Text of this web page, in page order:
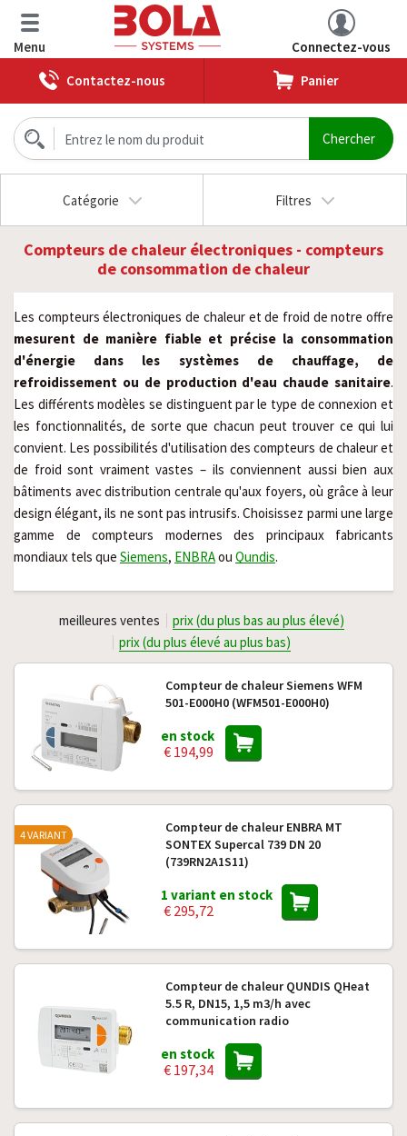
Menu
Connectez-vous
Contactez-nous
Panier
Catégorie Filtres
Compteurs de chaleur électroniques - compteurs
de consommation de chaleur
mesurent de manière fiable et précise la consommation
d'énergie dans les systèmes de chauffage, de
refroidissement ou de production d'eau chaude sanitaire.
Les différents modèles se distinguent par le type de connexion et
les fonctionnalités, de sorte que chacun peut trouver ce qui lui
convient. Les possibilités d'utilisation des compteurs de chaleur et
de froid sont vraiment vastes – ils conviennent aussi bien aux
bâtiments avec distribution centrale qu'aux foyers, où grâce à leur
design élégant, ils ne sont pas intrusifs. Choisissez parmi une large
gamme de compteurs modernes des principaux fabricants
mondiaux tels que Siemens, ENBRA ou Qundis.
meilleures ventes
prix (du plus bas au plus élevé)
prix (du plus élevé au plus bas)
Compteur de chaleur Siemens WFM
501-E000H0 (WFM501-E000H0)
en stock
€ 194,99
Compteur de chaleur ENBRA MT
SONTEX Supercal 739 DN 20
(739RN2A1S11)
1 variant en stock
€ 295,72
4 VARIANT
Compteur de chaleur QUNDIS QHeat
5.5 R, DN15, 1,5 m3/h avec
communication radio
en stock
€ 197,34